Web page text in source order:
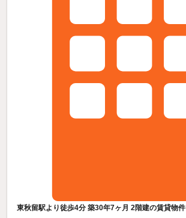
東秋留駅より徒歩4分 築30年7ヶ月 2階建の賃貸物件